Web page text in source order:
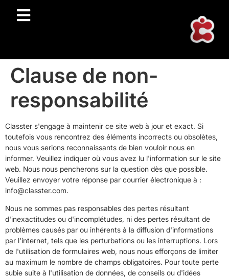
Clause de non-
responsabilité
Classter s'engage à maintenir ce site web à jour et exact. Si
toutefois vous rencontrez des éléments incorrects ou obsolètes,
nous vous serions reconnaissants de bien vouloir nous en
informer. Veuillez indiquer où vous avez lu l'information sur le site
web. Nous nous pencherons sur la question dès que possible.
Veuillez envoyer votre réponse par courrier électronique à :
info@classter.com.
Nous ne sommes pas responsables des pertes résultant
d'inexactitudes ou d'incomplétudes, ni des pertes résultant de
problèmes causés par ou inhérents à la diffusion d'informations
par l'internet, tels que les perturbations ou les interruptions. Lors
de l'utilisation de formulaires web, nous nous efforçons de limiter
au maximum le nombre de champs obligatoires. Pour toute perte
subie suite à l'utilisation de données, de conseils ou d'idées